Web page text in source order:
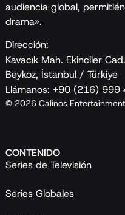
audiencia global,
drama».
Dirección:
Kavacık Mah. Ekinciler
Beykoz, İstanbul / Türkiye
Llámanos: +90 (216) 999
© 2026 Calinos
CONTENIDO
Series de Televisión
Series Globales